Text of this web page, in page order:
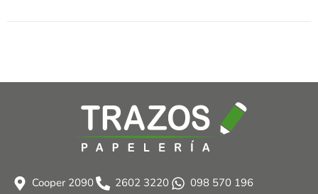
Cooper 2090 2602 3220 098 570 196